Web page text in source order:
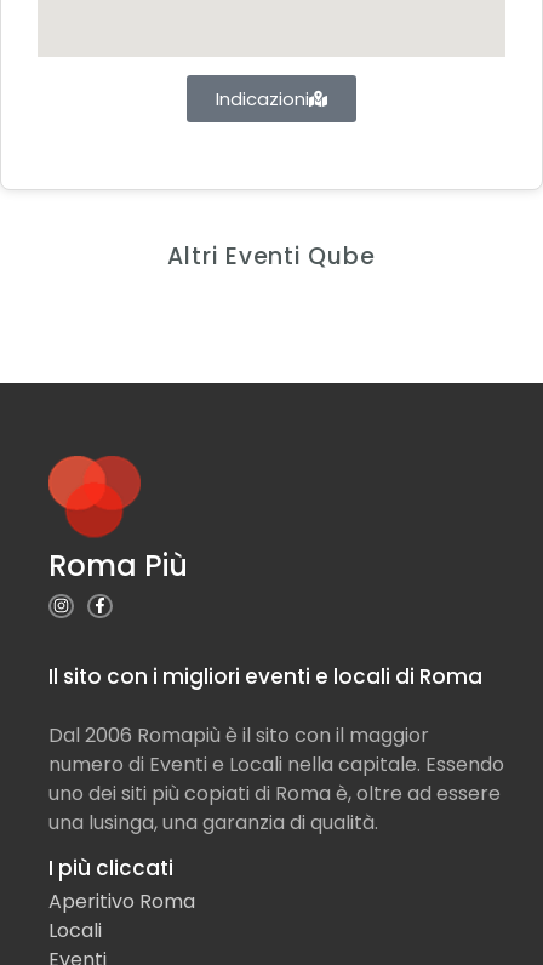
Indicazioni
Altri Eventi Qube
Roma Più
Il sito con i migliori eventi e locali di Roma
Dal 2006 Romapiù è il sito con il maggior
numero di Eventi e Locali nella capitale. Essendo
uno dei siti più copiati di Roma è, oltre ad essere
una lusinga, una garanzia di qualità.
I più cliccati
Aperitivo Roma
Locali